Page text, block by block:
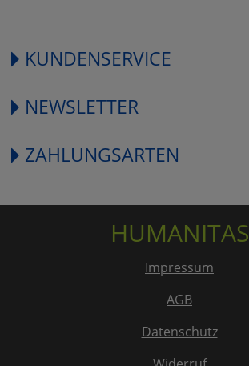
KUNDENSERVICE
NEWSLETTER
ZAHLUNGSARTEN
HUMANITAS
Impressum
AGB
Datenschutz